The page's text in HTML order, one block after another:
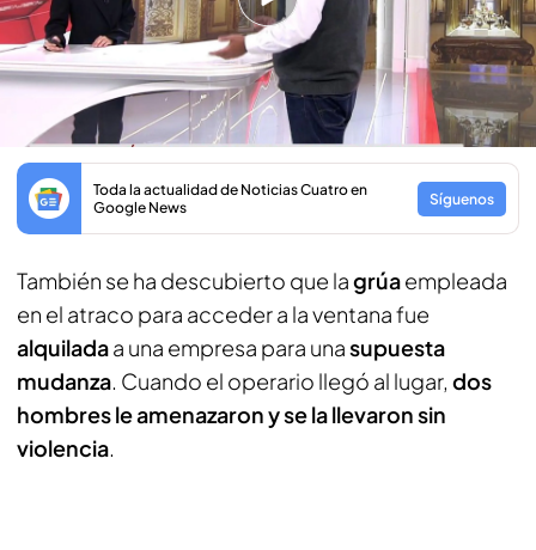
Lo que sí se sabe es que fueron muy
profesionales, similares a los 'panteras rosas', red
criminal internacional responsable de notables
robos de la historia.
Toda la actualidad de Noticias Cuatro en
Google News
Síguenos
También se ha descubierto que lagrúaempleada
en el atraco para acceder a la ventana fue
alquiladaa una empresa para unasupuesta
mudanza. Cuando el operario llegó al lugar, dos
hombres le amenazaron y se la llevaron sin
violencia.